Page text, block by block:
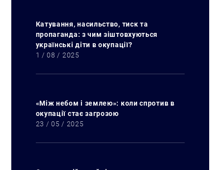
Катування, насильство, тиск та
пропаганда: з чим зіштовхуються
українські діти в окупації?
1 / 08 / 2025
«Між небом і землею»: коли спротив в
окупації стає загрозою
23 / 05 / 2025